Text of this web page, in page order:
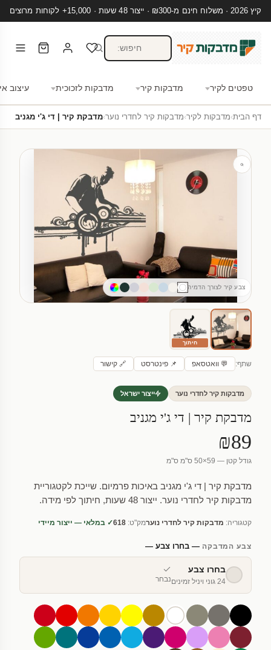
קיץ 2026 · משלוח חינם מ-₪300 · ייצור 48 שעות · 15,000+ לקוחות מרוצים
טפטים לקיר מדבקות קיר מדבקות לזכוכית עיצוב
דף הבית›מדבקות לקיר›מדבקות קיר לחדרי נוער›מדבקת קיר | די ג'י מגניב
צבע קיר לצורך הדמיה
חיתוך
שתף: 💬 וואטסאפ 📌 פינטרסט 🔗 קישור
מדבקות קיר לחדרי נוער ייצור ישראל
מדבקת קיר | די ג'י מגניב
₪89
גודל קטן — 59×50 ס"מ ס"מ
מדבקת קיר | די ג'י מגניב באיכות פרמיום. שייכת לקטגוריית
מדבקות קיר לחדרי נוער. ייצור 48 שעות, חיתוך לפי מידה.
קטגוריה: מדבקות קיר לחדרי נוערמק"ט: 618✓ במלאי — ייצור מיידי
צבע המדבקה— בחרו צבע —
בחרו צבע
24 גוני ויניל זמינים נבחר